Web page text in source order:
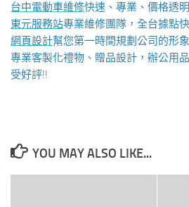
台中電動車維修快速、專業、價格透明
東元服務站專業維修團隊，全台據點
網頁設計幫您第一時間規劃公司的形
專業客製化禮物、贈品設計，辦公用
受好評!!
YOU MAY ALSO LIKE...